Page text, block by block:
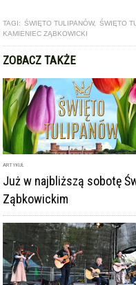
TAGI: ŚWIĘTO TULIPANÓW, ŚWIĘTO
KAMIENIEC ZĄBKOWICKI
ZOBACZ TAKŻE
ARTYKUŁ
Już w najbliższą sobotę
Ząbkowickim